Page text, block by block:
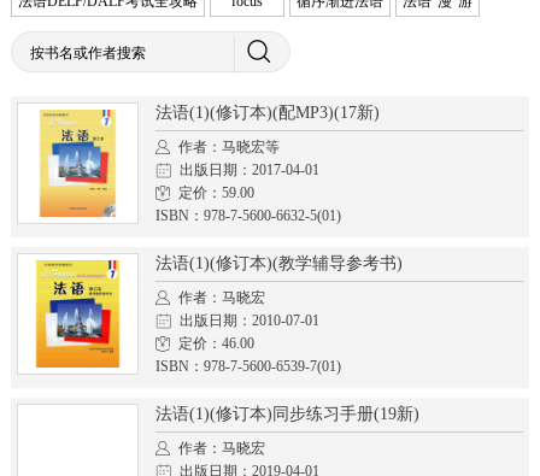
法语(1)(修订本)(配MP3)(17新)
作者：马晓宏等
出版日期：2017-04-01
定价：59.00
ISBN：978-7-5600-6632-5(01)
法语(1)(修订本)(教学辅导参考书)
作者：马晓宏
出版日期：2010-07-01
定价：46.00
ISBN：978-7-5600-6539-7(01)
法语(1)(修订本)同步练习手册(19新)
作者：马晓宏
出版日期：2019-04-01